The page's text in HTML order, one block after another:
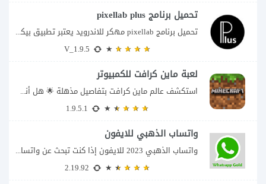
تحميل برنامج pixellab plus
تحميل برنامج pixellab مهكر للاندرويد يعتبر تطبيق بيكسلاب من اشهر تطبيقات التعديل والتحرير، بحيث...
لعبة ماين كرافت للكمبيوتر
استكشف عالم ماين كرافت بتفاصيل مذهلة 🌟 هل أنت مستعد لمغامرة أكثر إثارة في...
واتساب الذهبي للايفون
واتساب الذهبي 2023 للايفون إذا كنت تبحث عن واتساب الذهبي للايفون فأنت في الموقع...